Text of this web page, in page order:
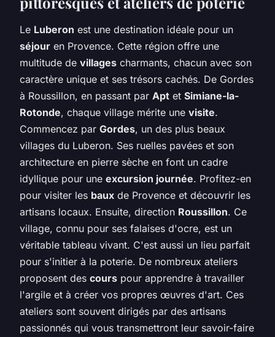
Le Luberon est une destination idéale pour un
séjour en Provence. Cette région offre une
multitude de villages charmants, chacun avec son
caractère unique et ses trésors cachés. De Gordes
à Roussillon, en passant par Apt et Simiane-la-
Rotonde, chaque village mérite une visite.
Commencez par Gordes, un des plus beaux
villages du Luberon. Ses ruelles pavées et son
architecture en pierre sèche en font un cadre
idyllique pour une excursion journée. Profitez-en
pour visiter les baux de Provence et découvrir les
artisans locaux. Ensuite, direction Roussillon. Ce
village, connu pour ses falaises d'ocre, est un
véritable tableau vivant. C'est aussi un lieu parfait
pour s'initier à la poterie. De nombreux ateliers
proposent des cours pour apprendre à travailler
l'argile et à créer vos propres œuvres d'art. Ces
ateliers sont souvent dirigés par des artisans
passionnés qui vous transmettront leur savoir-faire